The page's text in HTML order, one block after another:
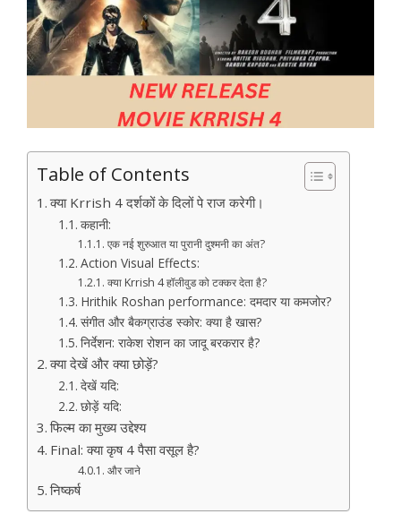
Table of Contents
क्या Krrish 4 दर्शकों के दिलों पे राज करेगी।
कहानी:
एक नई शुरुआत या पुरानी दुश्मनी का अंत?
Action Visual Effects:
क्या Krrish 4 हॉलीवुड को टक्कर देता है?
Hrithik Roshan performance: दमदार या कमजोर?
संगीत और बैकग्राउंड स्कोर: क्या है खास?
निर्देशन: राकेश रोशन का जादू बरकरार है?
क्या देखें और क्या छोड़ें?
देखें यदि:
छोड़ें यदि:
फिल्म का मुख्य उद्देश्य
Final: क्या कृष 4 पैसा वसूल है?
और जाने
निष्कर्ष